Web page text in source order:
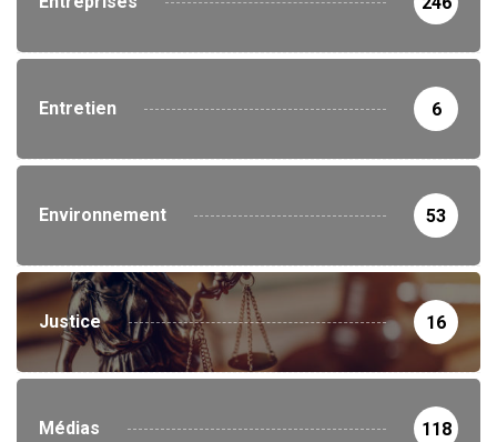
Entretien 6
Environnement 53
Justice 16
Médias 118